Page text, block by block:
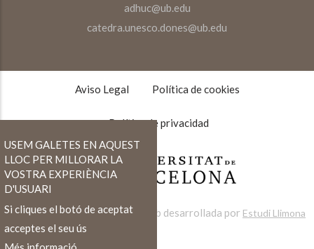
adhuc@ub.edu
catedra.unesco.dones@ub.edu
TEXTOS
Aviso Legal Política de cookies
Política de privacidad
Web desarrollada por Estudi Llimona
USEM GALETES EN AQUEST
LLOC PER MILLORAR LA
VOSTRA EXPERIÈNCIA
D'USUARI
Si cliques el botó de aceptat
acceptes el seu ús